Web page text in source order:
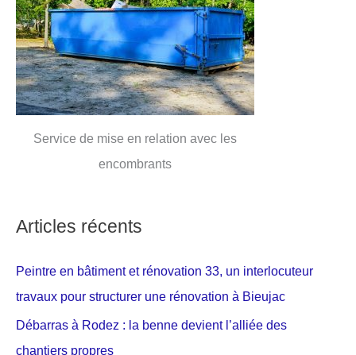
Service de mise en relation avec les
encombrants
Articles récents
Peintre en bâtiment et rénovation 33, un interlocuteur
travaux pour structurer une rénovation à Bieujac
Débarras à Rodez : la benne devient l’alliée des
chantiers propres